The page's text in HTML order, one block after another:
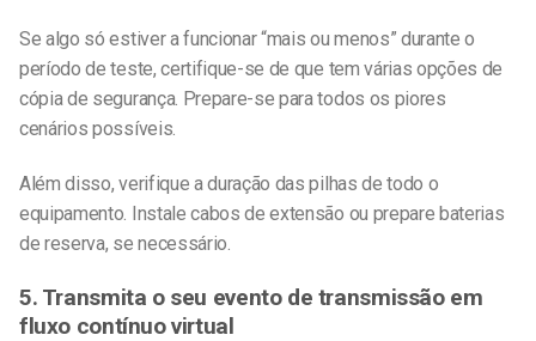
Se algo só estiver a funcionar “mais ou menos” durante o
período de teste, certifique-se de que tem várias opções de
cópia de segurança. Prepare-se para todos os piores
cenários possíveis.
Além disso, verifique a duração das pilhas de todo o
equipamento. Instale cabos de extensão ou prepare baterias
de reserva, se necessário.
5. Transmita o seu evento de transmissão em
fluxo contínuo virtual